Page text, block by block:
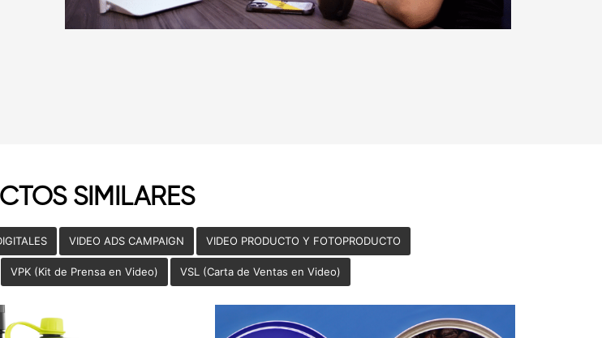
SIMILARES
VIDEO ADS CAMPAIGN VIDEO PRODUCTO Y FOTOPRODUCTO
VPK (Kit de Prensa en Video) VSL (Carta de Ventas en Video)